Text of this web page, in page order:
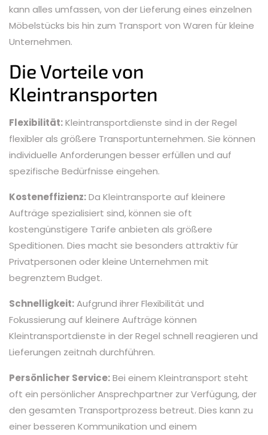
kann alles umfassen, von der Lieferung eines einzelnen
Möbelstücks bis hin zum Transport von Waren für kleine
Unternehmen.
Die Vorteile von
Kleintransporten
Flexibilität:Kleintransportdienste sind in der Regel
flexibler als größere Transportunternehmen. Sie können
individuelle Anforderungen besser erfüllen und auf
spezifische Bedürfnisse eingehen.
Kosteneffizienz:Da Kleintransporte auf kleinere
Aufträge spezialisiert sind, können sie oft
kostengünstigere Tarife anbieten als größere
Speditionen. Dies macht sie besonders attraktiv für
Privatpersonen oder kleine Unternehmen mit
begrenztem Budget.
Schnelligkeit:Aufgrund ihrer Flexibilität und
Fokussierung auf kleinere Aufträge können
Kleintransportdienste in der Regel schnell reagieren und
Lieferungen zeitnah durchführen.
Persönlicher Service:Bei einem Kleintransport steht
oft ein persönlicher Ansprechpartner zur Verfügung, der
den gesamten Transportprozess betreut. Dies kann zu
einer besseren Kommunikation und einem